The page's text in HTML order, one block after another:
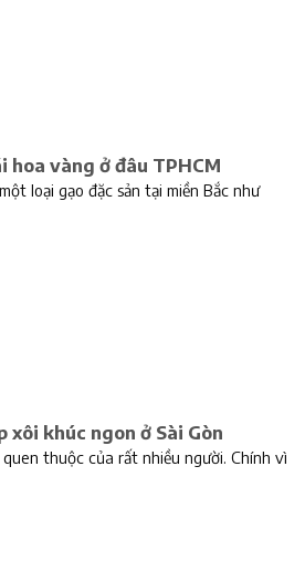
hoa vàng ở đâu TPHCM
loại gạo đặc sản tại miền Bắc như
xôi khúc ngon ở Sài Gòn
thuộc của rất nhiều người. Chính vì